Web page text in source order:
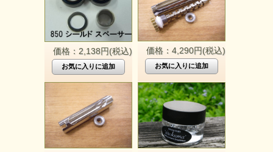
価格：2,138円(税込) 価格：4,290円(税込)